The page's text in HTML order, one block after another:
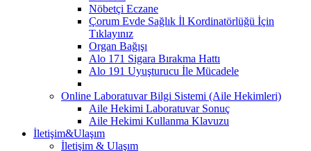
Nöbetçi Eczane
Çorum Evde Sağlık İl Kordinatörlüğü İçin
Tıklayınız
Organ Bağışı
Alo 171 Sigara Bırakma Hattı
Alo 191 Uyuşturucu İle Mücadele
Online Laboratuvar Bilgi Sistemi (Aile Hekimleri)
Aile Hekimi Laboratuvar Sonuç
Aile Hekimi Kullanma Klavuzu
İletişim&Ulaşım
İletişim & Ulaşım